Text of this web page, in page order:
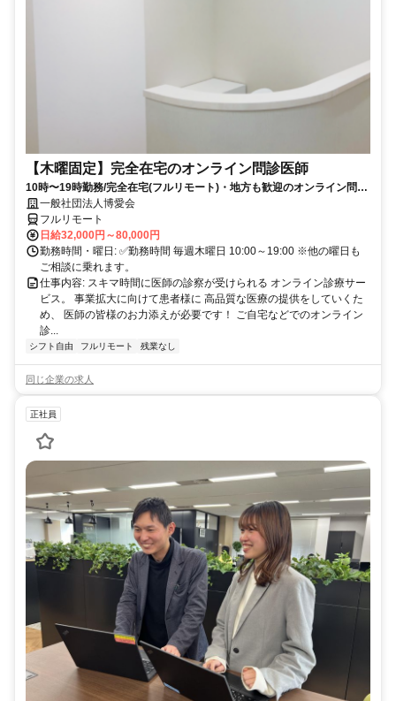
【木曜固定】完全在宅のオンライン問診医師
10時〜19時勤務/完全在宅(フルリモート)・地方も歓迎のオンライン問診
業務一般社団法人博愛会
フルリモート
日給32,000円～80,000円
勤務時間・曜日: ✅勤務時間 毎週木曜日 10:00～19:00 ※他の曜日も
ご相談に乗れます。
仕事内容: スキマ時間に医師の診察が受けられる オンライン診療サー
ビス。 事業拡大に向けて患者様に 高品質な医療の提供をしていくた
め、 医師の皆様のお力添えが必要です！ ご自宅などでのオンライン
診...
シフト自由 フルリモート 残業なし
同じ企業の求人
正社員